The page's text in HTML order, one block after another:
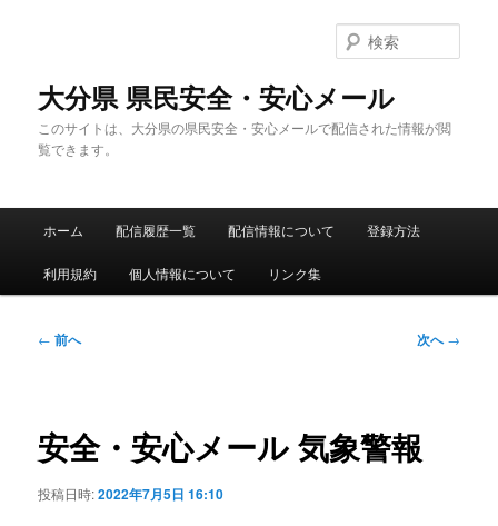
大分県 県民安全・安心メール
このサイトは、大分県の県民安全・安心メールで配信された情報が閲
覧できます。
索
メ
ホーム 配信履歴一覧 配信情報について 登録方法
利用規約 個人情報について リンク集
投
ゲ
ー
ョ
← 前へ 次へ→
安全・安心メール 気象警報
投稿日時:2022年7月5日 16:10